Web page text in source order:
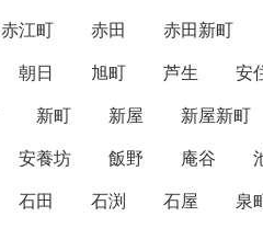
赤江町 赤田 赤田新町
朝日 旭町 芦生 安
新町 新屋 新屋新町
安養坊 飯野 庵谷
石田 石渕 石屋 泉